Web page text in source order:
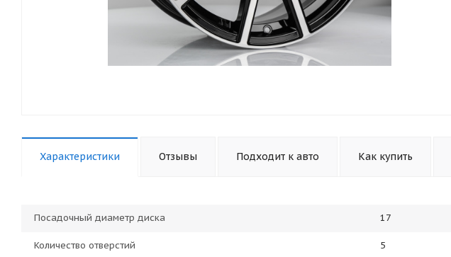
Характеристики Отзывы Подходит к авто Как купить
Посадочный диаметр диска 17
Количество отверстий 5